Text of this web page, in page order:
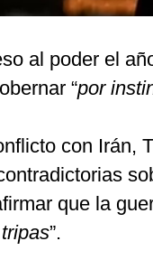
al poder el
“por
con Irán,
que la
”.